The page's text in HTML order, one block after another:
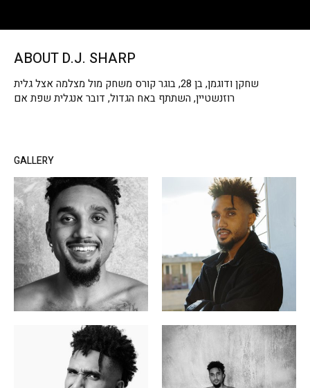
ABOUT D.J. SHARP
שחקן ודוגמן, בן 28, בוגר קורס משחק מול מצלמה אצל גלית
רוזנשטיין, השתתף באח הגדול, דובר אנגלית שפת אם
GALLERY